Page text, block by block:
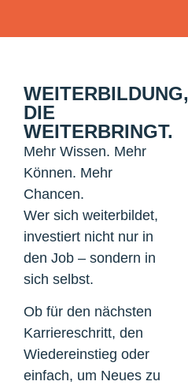
WEITERBILDUNG,
DIE
WEITERBRINGT.
Mehr Wissen. Mehr
Können. Mehr
Chancen.
Wer sich weiterbildet,
investiert nicht nur in
den Job – sondern in
sich selbst.
Ob für den nächsten
Karriereschritt, den
Wiedereinstieg oder
einfach, um Neues zu